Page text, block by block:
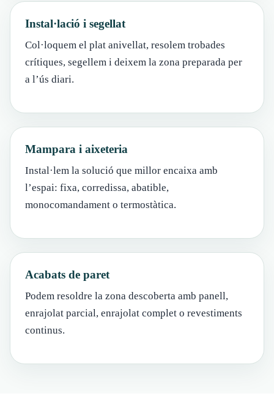
Instal·lació i segellat
Col·loquem el plat anivellat, resolem trobades
crítiques, segellem i deixem la zona preparada per
a l’ús diari.
Mampara i aixeteria
Instal·lem la solució que millor encaixa amb
l’espai: fixa, corredissa, abatible,
monocomandament o termostàtica.
Acabats de paret
Podem resoldre la zona descoberta amb panell,
enrajolat parcial, enrajolat complet o revestiments
continus.